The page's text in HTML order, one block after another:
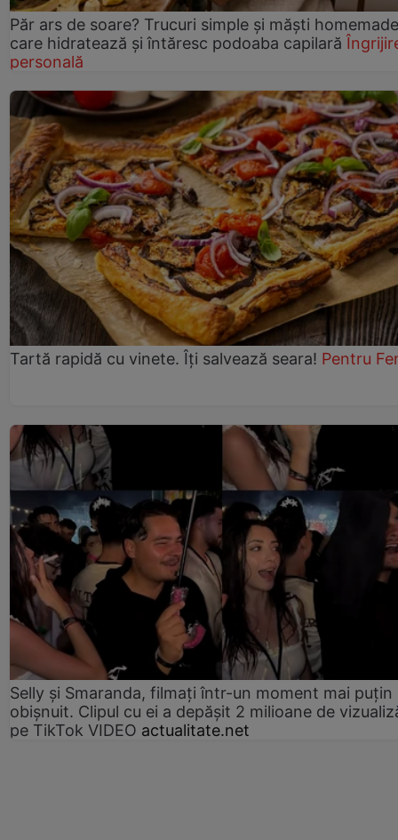
Păr ars de soare? Trucuri simple și măști homemade
care hidratează și întăresc podoaba capilară
personală
Tartă rapidă cu vinete. Îți salvează seara! Pentru
Selly și Smaranda, filmați într-un moment mai puțin
obișnuit. Clipul cu ei a depășit 2 milioane de
pe TikTok VIDEO actualitate.net